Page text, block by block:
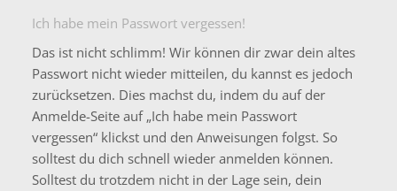
Ich habe mein Passwort vergessen!
Das ist nicht schlimm! Wir können dir zwar dein altes
Passwort nicht wieder mitteilen, du kannst es jedoch
zurücksetzen. Dies machst du, indem du auf der
Anmelde-Seite auf „Ich habe mein Passwort
vergessen“ klickst und den Anweisungen folgst. So
solltest du dich schnell wieder anmelden können.
Solltest du trotzdem nicht in der Lage sein, dein